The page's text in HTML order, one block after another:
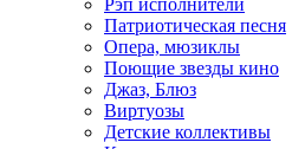
Рэп исполнители
Патриотическая песня
Опера, мюзиклы
Поющие звезды кино
Джаз, Блюз
Виртуозы
Детские коллективы